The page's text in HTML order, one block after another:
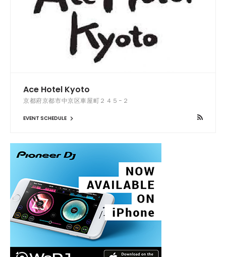
Ace Hotel Kyoto
京都府京都市中京区車屋町２４５−２
EVENT SCHEDULE